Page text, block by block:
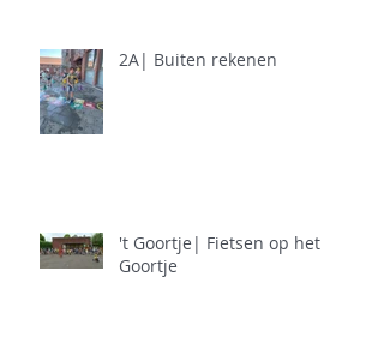
2A| Buiten rekenen
't Goortje| Fietsen op het
Goortje